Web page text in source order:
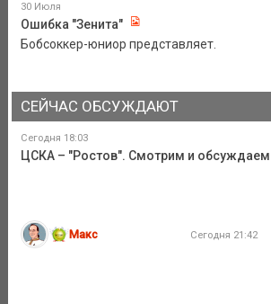
30 Июля
Ошибка "Зенита"
Бобсоккер-юниор представляет.
СЕЙЧАС ОБСУЖДАЮТ
Сегодня 18:03
ЦСКА – "Ростов". Смотрим и обсуждаем
Макс Сегодня 21:42